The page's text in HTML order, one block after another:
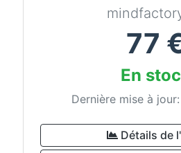
77
En
Dernière mise à
Détails de